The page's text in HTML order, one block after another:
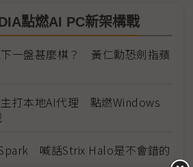
點燃AI PC新架構戰
下一盤甚麼棋？ 黃仁勳恐劍指蘋
主打本地AI代理 點燃Windows
喊話Strix Halo是不會錯的